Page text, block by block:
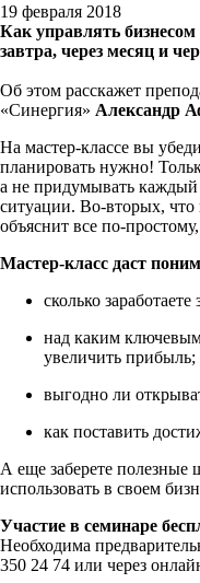
19 февраля 2018
Как управлять
завтра, через месяц и
Об этом расскажет
«Синергия» Александр
На мастер-классе вы
планировать нужно!
а не придумывать каждый
ситуации. Во-вторых,
объяснит все по-простому,
Мастер-класс даст
сколько заработаете
над каким ключевым
увеличить прибыль;
выгодно ли
как поставить
А еще заберете
использовать в своем
Участие в семинаре
Необходима
350 24 74 или через